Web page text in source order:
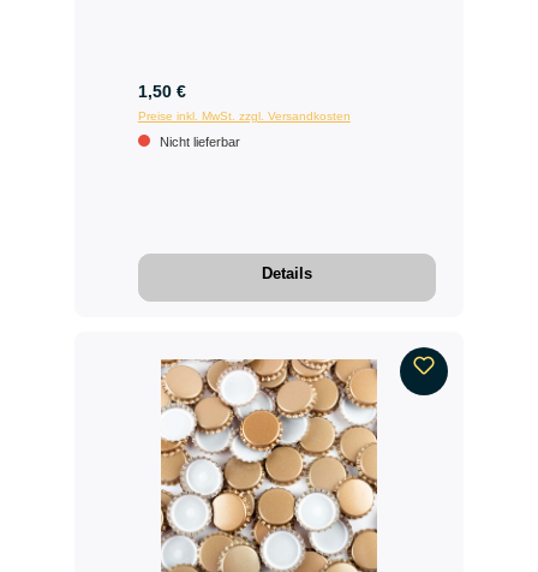
1,50 €
Preise inkl. MwSt. zzgl. Versandkosten
Nicht lieferbar
Details